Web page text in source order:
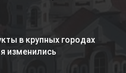
в крупных городах
изменились